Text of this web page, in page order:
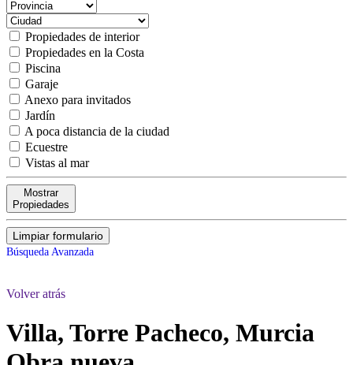
Propiedades de interior
Propiedades en la Costa
Piscina
Garaje
Anexo para invitados
Jardín
A poca distancia de la ciudad
Ecuestre
Vistas al mar
Mostrar
Propiedades
Limpiar formulario
Búsqueda Avanzada
Volver atrás
Villa, Torre Pacheco, Murcia